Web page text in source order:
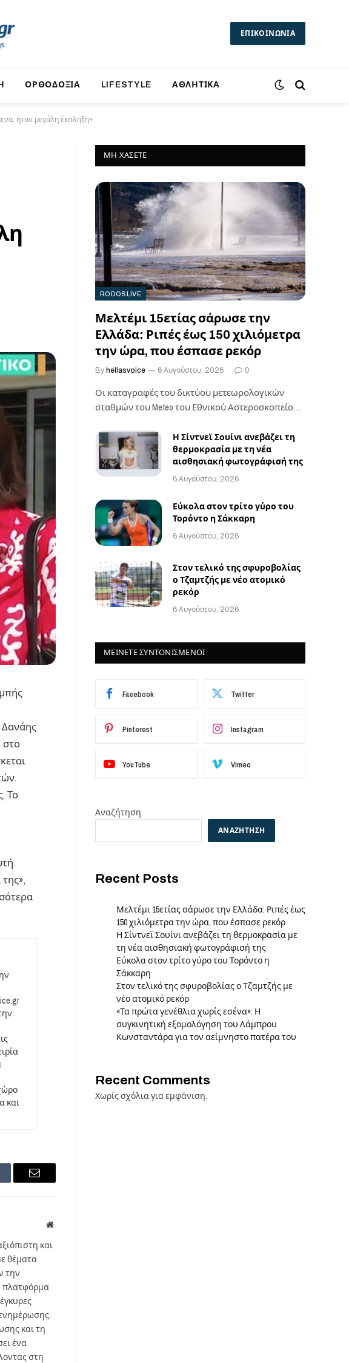
ΕΠΙΚΟΙΝΩΝΙΑ
ΟΡΘΟΔΟΞΙΑ LIFESTYLE ΑΘΛΗΤΙΚΑ
ήταν μεγάλη έκπληξη»
Δανάης
στο
Το
και
Email
Website
και
θέματα
την
πλατφόρμα
και τη
ένα
στη
ΜΗ ΧΆΣΕΤΕ
RODOSLIVE
Μελτέμι 15ετίας σάρωσε την
Ελλάδα: Ριπές έως 150 χιλιόμετρα
την ώρα, που έσπασε ρεκόρ
By hellasvoice 6 Αυγούστου, 2026 0
Οι καταγραφές του δικτύου μετεωρολογικών
σταθμών του Meteo του Εθνικού Αστεροσκοπείου
Η Σίντνεϊ Σουίνι ανεβάζει τη
θερμοκρασία με τη νέα
αισθησιακή φωτογράφισή της
6 Αυγούστου, 2026
Εύκολα στον τρίτο γύρο του
Τορόντο η Σάκκαρη
6 Αυγούστου, 2026
Στον τελικό της σφυροβολίας
ο Τζαμτζής με νέο ατομικό
ρεκόρ
6 Αυγούστου, 2026
ΜΕΙΝΕΤΕ ΣΥΝΤΟΝΙΣΜΕΝΟΙ
Facebook Twitter
Pinterest Instagram
YouTube Vimeo
Αναζήτηση
ΑΝΑΖΉΤΗΣΗ
Recent Posts
Μελτέμι 15ετίας σάρωσε την Ελλάδα: Ριπές έως
150 χιλιόμετρα την ώρα, που έσπασε ρεκόρ
Η Σίντνεϊ Σουίνι ανεβάζει τη θερμοκρασία με
τη νέα αισθησιακή φωτογράφισή της
Εύκολα στον τρίτο γύρο του Τορόντο η
Σάκκαρη
Στον τελικό της σφυροβολίας ο Τζαμτζής με
νέο ατομικό ρεκόρ
«Τα πρώτα γενέθλια χωρίς εσένα»: Η
συγκινητική εξομολόγηση του Λάμπρου
Κωνσταντάρα για τον αείμνηστο πατέρα του
Recent Comments
Χωρίς σχόλια για εμφάνιση.